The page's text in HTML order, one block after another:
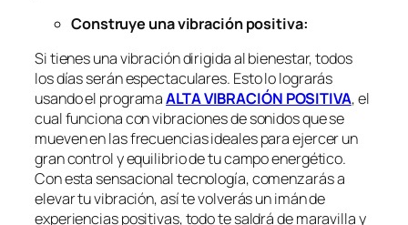
Construye una vibración positiva:
Si tienes una vibración dirigida al bienestar, todos
los días serán espectaculares. Esto lo lograrás
usando el programaALTA VIBRACIÓN POSITIVA, el
cual funciona con vibraciones de sonidos que se
mueven en las frecuencias ideales para ejercer un
gran control y equilibrio de tu campo energético.
Con esta sensacional tecnología, comenzarás a
elevar tu vibración, así te volverás un imán de
experiencias positivas, todo te saldrá de maravilla y